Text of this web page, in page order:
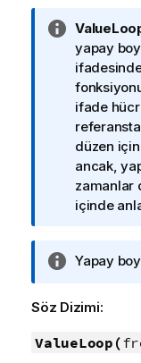
B
i
l
g
i
n
o
t
u
yapay
ifade
düzen
ancak,
zamanlar
içinde
B
i
Yapay
Söz Dizimi:
ValueLoop(